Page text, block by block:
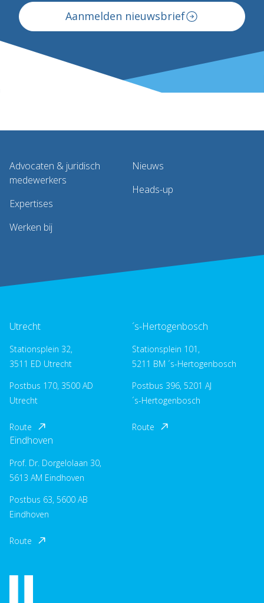
Aanmelden nieuwsbrief
Advocaten & juridisch
medewerkers
Expertises
Werken bij
Nieuws
Heads-up
Utrecht
Stationsplein 32,
3511 ED Utrecht
Postbus 170, 3500 AD
Utrecht
Route
´s-Hertogenbosch
Stationsplein 101,
5211 BM ´s-Hertogenbosch
Postbus 396, 5201 AJ
´s-Hertogenbosch
Route
Eindhoven
Prof. Dr. Dorgelolaan 30,
5613 AM Eindhoven
Postbus 63, 5600 AB
Eindhoven
Route